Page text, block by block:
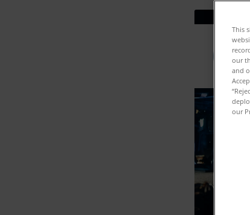
This
our
and
our